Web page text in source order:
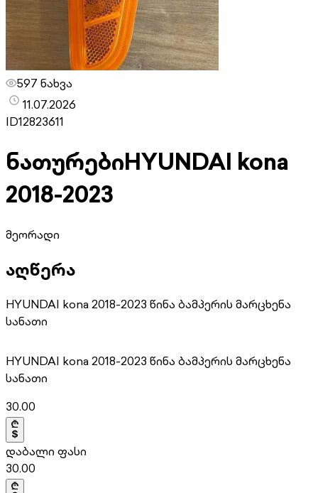
597 ნახვა
11.07.2026
ID12823611
ნათურებიHYUNDAI kona
2018-2023
მეორადი
აღწერა
HYUNDAI kona 2018-2023 წინა ბამპერის მარცხენა
სანათი
HYUNDAI kona 2018-2023 წინა ბამპერის მარცხენა
სანათი
30.00
დაბალი ფასი
30.00